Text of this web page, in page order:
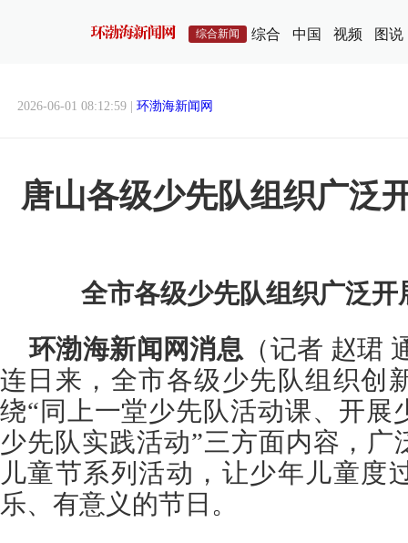
综合新闻 综合 中国 视频 图说
2026-06-01 08:12:59 | 环渤海新闻网
唐山各级少先队组织广泛
全市各级少先队组织广泛开
环渤海新闻网消息 （记者 赵珺
连日来，全市各级少先队组织创
绕“同上一堂少先队活动课、开展
少先队实践活动”三方面内容，广
儿童节系列活动，让少年儿童度
乐、有意义的节日。